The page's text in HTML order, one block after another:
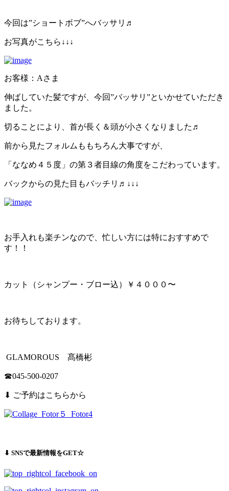
今回は”ショートボブ”へバッサリ♬
お写真がこちら↓↓↓
お客様：Aさま
伸ばしていた髪ですが、今回”バッサリ”といかせていただき
ました。
切ることにより、首が長く＆頭が小さくなりました♬
前から見たフォルムももちろん大事ですが、
「ななめ４５度」の第３者目線の角度をこだわっています。
バックからの見た目もバッチリ♬↓↓↓
お手入れも楽チンなので、忙しい方には特におすすめで
す！！
カット（シャンプー・ブロー込）￥４０００〜
お待ちしております。
GLAMOROUS 髙橋彬
☎︎045-500-0207
⬇︎ ご予約はこちらから
⬇︎ SNSで最新情報をGET☆